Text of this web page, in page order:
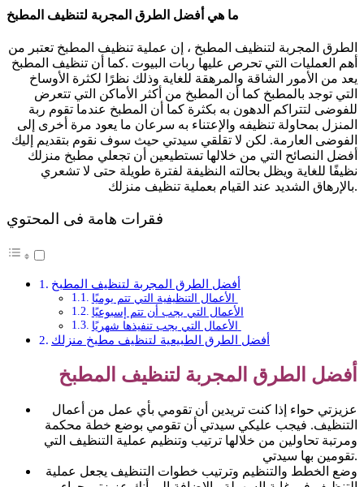
ما هي أفضل الطرق المجربة لتنظيف المطبخ
الطرق المجربة لتنظيف المطبخ ، إن عملية تنظيف المطبخ تعتبر من
أهم العمليات التي تحرص عليها ربات البيوت .كما أن تنظيف المطبخ
يعد من الأمور الشاقة والمرهقة للغاية وذلك نظرًا لكثرة الأوساخ
التي توجد بالمطبخ كما أن المطبخ من أكثر الأماكن التي تتعرض
للفوضى لتتراكم الدهون به بكثرة كما أن المطبخ عندما تقوم ربة
المنزل بمحاولة تنظيفه والإعتناء به سرعان ما يعود مرة أخرى إلى
الفوضى العارمة. لكن لا تقلقي سيدتي حيث سوف نقوم بتقديم إليك
أفضل النصائح التي من خلالها تستطيعين أن تجعلي مطبخ منزلك
نظيفًا للغاية ويظل بحالته النظيفة لفترة طويلة حتى لا تشعري
بالإرهاق الشديد عند القيام بعملية تنظيف منزلك.
فقرات هامة فى المحتوي
أفضل الطرق المجربة لتنظيف المطبخ
الأعمال التي يجب أن تتم إسبوعيًا
أفضل الطرق الطبيعية لتنظيف مطبخ منزلك
أفضل الطرق المجربة لتنظيف المطبخ
عزيزتي حواء إذا كنت تريدين أن تقومي بأي عمل من أعمال
التنظيف. فيجب عليكي سيدتي أن تقومي بوضع خطة محكمة
ومرتبة تحاولين من خلالها ترتيب وتنظيم عملية التنظيف التي
تقومين بها سيدتي.
وضع الخطط والتنظيم وترتيب خطوات التنظيف يجعل عملية